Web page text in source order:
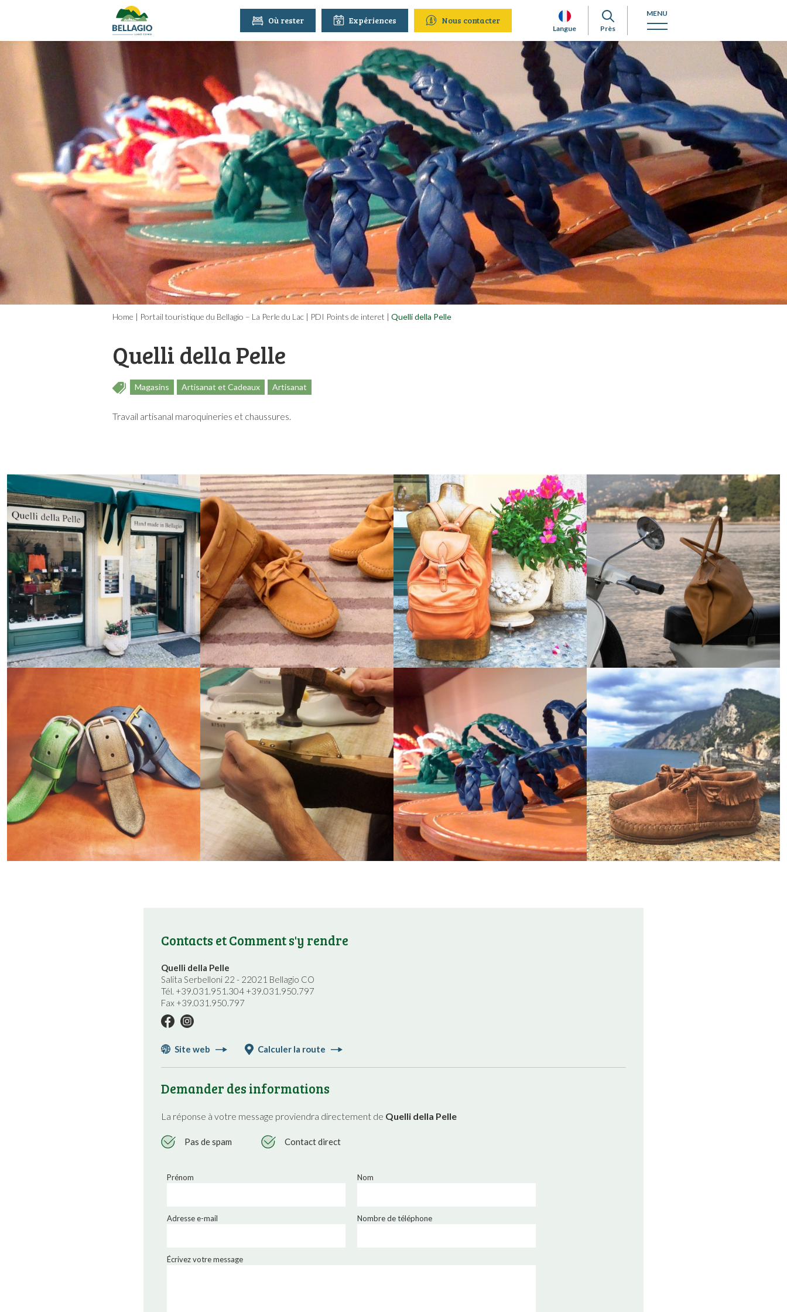
MENU
Près
Langue
Nous contacter
Expériences
Où rester
Home | Portail touristique du Bellagio – La Perle du Lac | PDI Points de interet | Quelli della Pelle
Quelli della Pelle
Magasins Artisanat et Cadeaux Artisanat
Travail artisanal maroquineries et chaussures.
Contacts et Comment s'y rendre
Quelli della Pelle
Salita Serbelloni 22 - 22021 Bellagio CO
Tél. +39.031.951.304 +39.031.950.797
Fax +39.031.950.797
Site web Calculer la route
Demander des informations
La réponse à votre message proviendra directement de Quelli della Pelle
Pas de spam Contact direct
Prénom Nom
Adresse e-mail Nombre de téléphone
Écrivez votre message